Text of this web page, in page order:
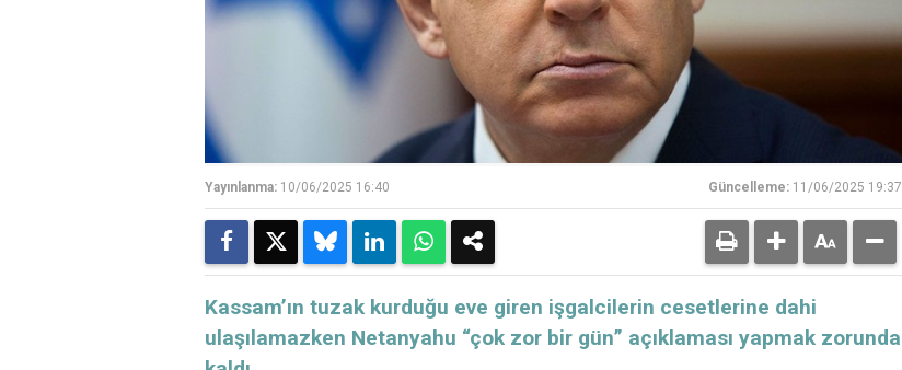
Yayınlanma: 10/06/2025 16:40 Güncelleme: 11/06/2025 19:37
Kassam’ın tuzak kurduğu eve giren işgalcilerin cesetlerine dahi
ulaşılamazken Netanyahu “çok zor bir gün” açıklaması yapmak zorunda